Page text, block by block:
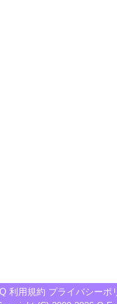
利用規約 プライバシーポ